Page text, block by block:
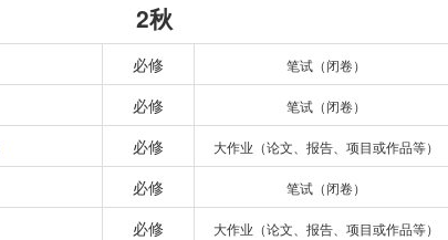
2秋
必修 笔试（闭卷）
必修 笔试（闭卷）
必修 大作业（论文、报告、项目或作品等）
必修 笔试（闭卷）
必修 大作业（论文、报告、项目或作品等）